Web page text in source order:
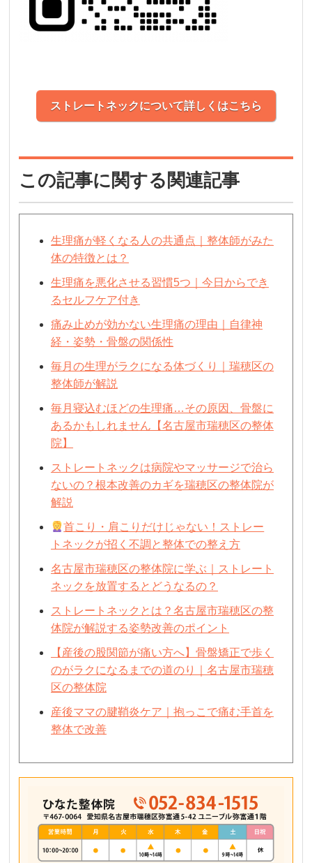
ストレートネックについて詳しくはこちら
この記事に関する関連記事
生理痛が軽くなる人の共通点｜整体師がみた
体の特徴とは？
生理痛を悪化させる習慣5つ｜今日からでき
るセルフケア付き
痛み止めが効かない生理痛の理由｜自律神
経・姿勢・骨盤の関係性
毎月の生理がラクになる体づくり｜瑞穂区の
整体師が解説
毎月寝込むほどの生理痛…その原因、骨盤に
あるかもしれません【名古屋市瑞穂区の整体
院】
ストレートネックは病院やマッサージで治ら
ないの？根本改善のカギを瑞穂区の整体院が
解説
首こり・肩こりだけじゃない！ストレー
トネックが招く不調と整体での整え方
名古屋市瑞穂区の整体院に学ぶ｜ストレート
ネックを放置するとどうなるの？
ストレートネックとは？名古屋市瑞穂区の整
体院が解説する姿勢改善のポイント
【産後の股関節が痛い方へ】骨盤矯正で歩く
のがラクになるまでの道のり｜名古屋市瑞穂
区の整体院
産後ママの腱鞘炎ケア｜抱っこで痛む手首を
整体で改善